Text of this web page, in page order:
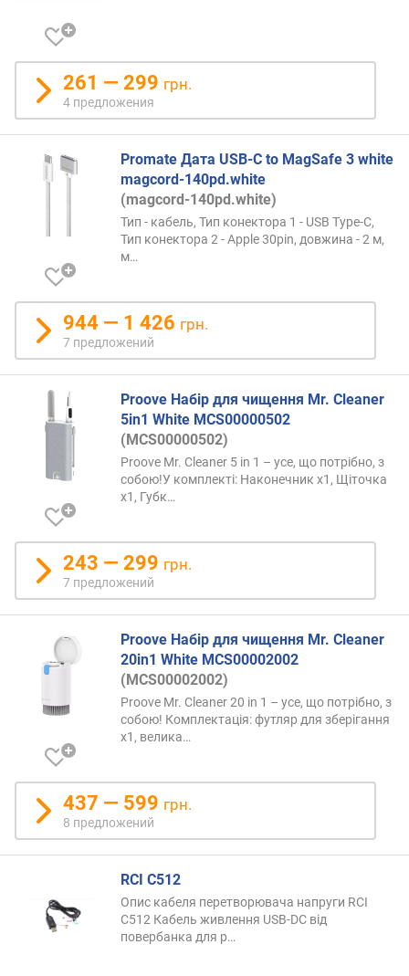
261 — 299 грн.
4 предложения
Promate Дата USB-C to MagSafe 3 white
magcord-140pd.white
(magcord-140pd.white)
Тип - кабель, Тип конектора 1 - USB Type-C,
Тип конектора 2 - Apple 30pin, довжина - 2 м,
м…
944 — 1 426 грн.
7 предложений
Proove Набір для чищення Mr. Cleaner
5in1 White MCS00000502
(MCS00000502)
Proove Mr. Cleaner 5 in 1 – усе, що потрібно, з
собою!У комплекті: Наконечник х1, Щіточка
х1, Губк…
243 — 299 грн.
7 предложений
Proove Набір для чищення Mr. Cleaner
20in1 White MCS00002002
(MCS00002002)
Proove Mr. Cleaner 20 in 1 – усе, що потрібно, з
собою! Комплектація: футляр для зберігання
x1, велика…
437 — 599 грн.
8 предложений
RCI C512
Опис кабеля перетворювача напруги RCI
C512 Кабель живлення USB-DC від
повербанка для р…